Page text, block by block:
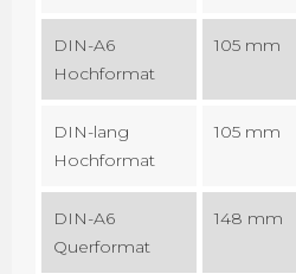
DIN-A6
Hochformat
105 mm
DIN-lang
Hochformat
105 mm
DIN-A6
Querformat
148 mm